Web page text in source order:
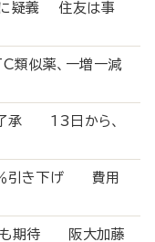
に疑義 住友は事
類似薬、一増一減
了承 13日から、
％引き下げ 費用
も期待 阪大加藤